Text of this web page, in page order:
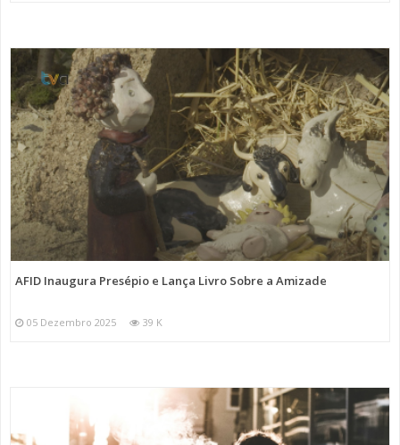
AFID Inaugura Presépio e Lança Livro Sobre a Amizade
05 Dezembro 2025 39 K